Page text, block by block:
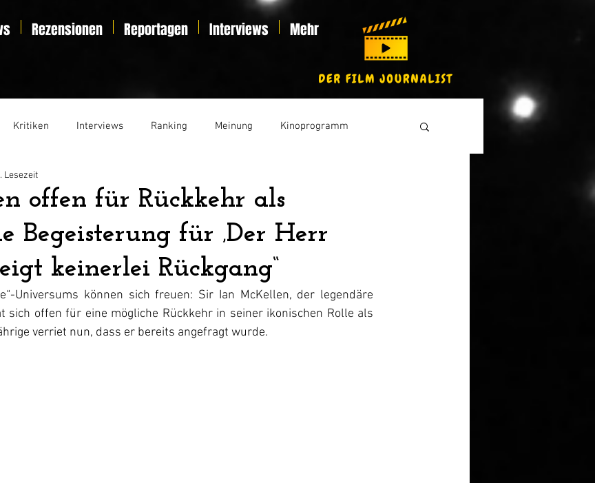
Rezensionen Reportagen Interviews Mehr
Kritiken Interviews Ranking Meinung Kinoprogramm
Essay
offen für Rückkehr als
Begeisterung für ‚Der Herr
keinerlei Rückgang“
Lesezeit
-Universums können sich freuen: Sir Ian McKellen, der legendäre
sich offen für eine mögliche Rückkehr in seiner ikonischen Rolle als
verriet nun, dass er bereits angefragt wurde.